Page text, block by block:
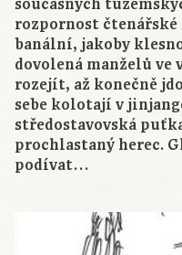
současných
rozpornost čtenářské
banální, jakoby
dovolená manželů ve
rozejít, až konečně
sebe kolotají v
středostavovská
prochlastaný herec.
podívat…